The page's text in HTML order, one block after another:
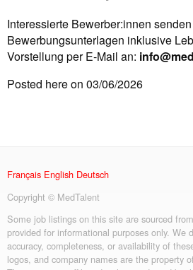
Interessierte Bewerber:innen
Bewerbungsunterlagen inklusive
Vorstellung per E-Mail an:
Posted here on 03/06/2026
Français English Deutsch
Copyright © MedTalent
Some job listings on this site are sourced
provided for informational purposes only. We
accuracy, completeness, or availability of
logos, and company names are the property